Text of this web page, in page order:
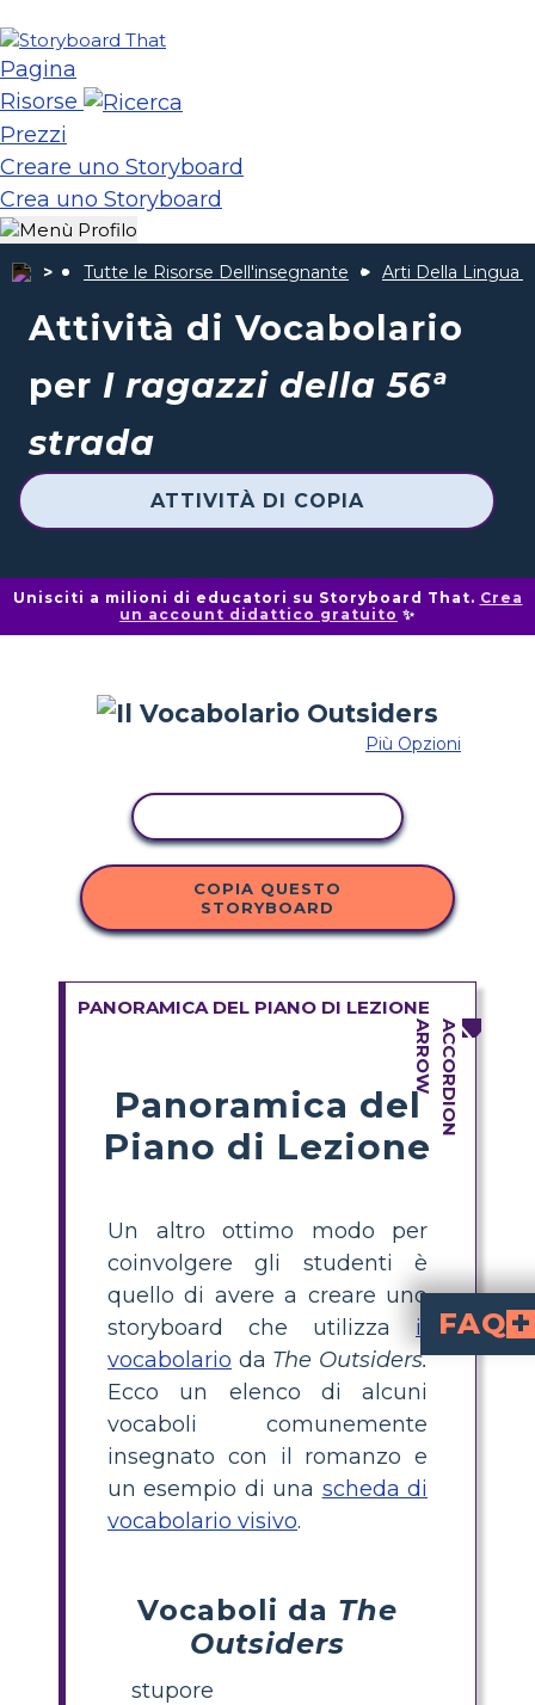
Pagina
Risorse
Prezzi
Creare uno Storyboard
Crea uno Storyboard
Tutte le Risorse Dell'insegnante Arti Della Lingua
Attività di Vocabolario
per I ragazzi della 56ª
strada
ATTIVITÀ DI COPIA
Unisciti a milioni di educatori su Storyboard That. Crea
un account didattico gratuito ✨
Più Opzioni
COPIA QUESTO
STORYBOARD
PANORAMICA DEL PIANO DI LEZIONE
Panoramica del
Piano di Lezione
Un altro ottimo modo per
coinvolgere gli studenti è
quello di avere a creare uno
storyboard che utilizza il
vocabolario da The Outsiders.
Ecco un elenco di alcuni
vocaboli comunemente
insegnato con il romanzo e
un esempio di una scheda di
vocabolario visivo.
Vocaboli da The
Outsiders
stupore
FAQ